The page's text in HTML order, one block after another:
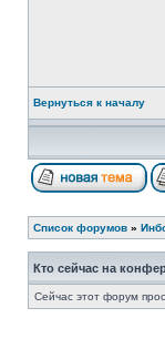
Вернуться к началу
Список форумов »
Кто сейчас на
Сейчас этот форум